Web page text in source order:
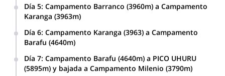
Día 5: Campamento Barranco (3960m) a Campamento
Karanga (3963m)
Día 6: Campamento Karanga (3963) a Campamento
Barafu (4640m)
Día 7: Campamento Barafu (4640m) a PICO UHURU
(5895m) y bajada a Campamento Milenio (3790m)